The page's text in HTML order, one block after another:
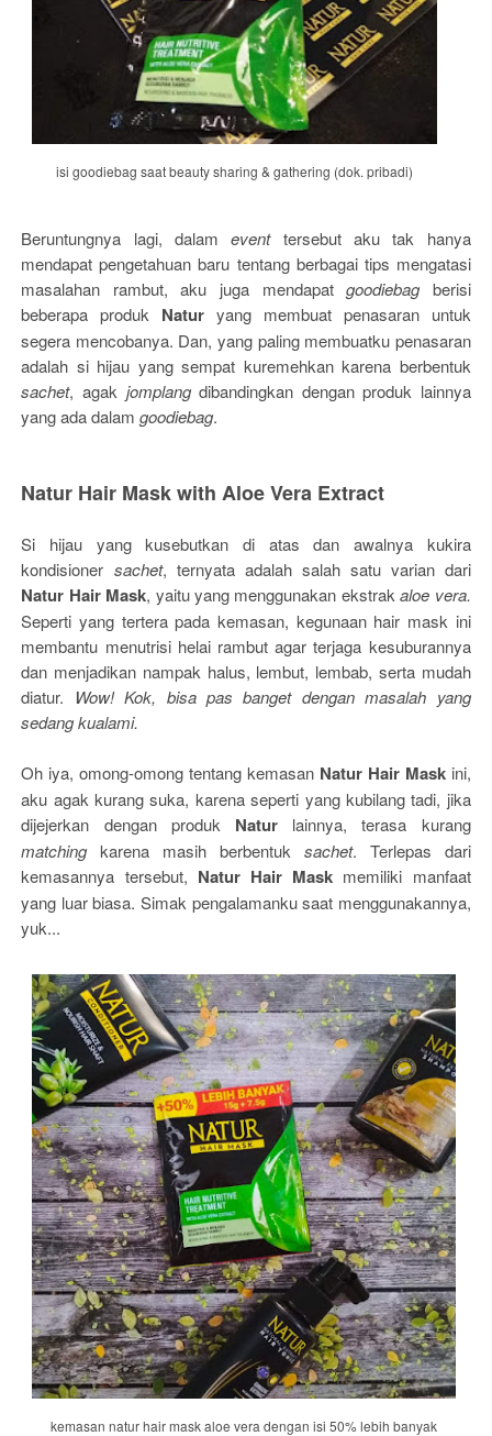
isi goodiebag saat beauty sharing & gathering (dok. pribadi)
Beruntungnya lagi, dalamevent tersebut aku tak hanya
mendapat pengetahuan baru tentang berbagai tips mengatasi
masalahan rambut, aku juga mendapatgoodiebag berisi
beberapa produk Natur yang membuat penasaran untuk
segera mencobanya. Dan, yang paling membuatku penasaran
adalah si hijau yang sempat kuremehkan karena berbentuk
sachet, agak jomplangdibandingkan dengan produk lainnya
yang ada dalamgoodiebag.
Natur Hair Mask with Aloe Vera Extract
Si hijau yang kusebutkan di atas dan awalnya kukira
kondisioner sachet, ternyata adalah salah satu varian dari
Natur Hair Mask, yaitu yang menggunakan ekstrakaloe vera.
Seperti yang tertera pada kemasan, kegunaan hair mask ini
membantu menutrisi helai rambut agar terjaga kesuburannya
dan menjadikan nampak halus, lembut, lembab, serta mudah
diatur.
Wow! Kok, bisa pas banget dengan masalah yang
sedang kualami.
Oh iya, omong-omong tentang kemasan Natur Hair Maskini,
aku agak kurang suka, karena seperti yang kubilang tadi, jika
dijejerkan dengan produk Natur lainnya, terasa kurang
matchingkarena masih berbentuk sachet. Terlepas dari
kemasannya tersebut, Natur Hair Mask memiliki manfaat
yang luar biasa. Simak pengalamanku saat menggunakannya,
yuk...
kemasan natur hair mask aloe vera dengan isi 50% lebih banyak